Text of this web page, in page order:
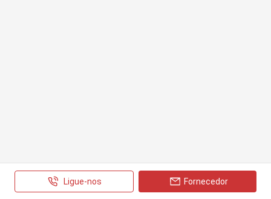
Ligue-nos Fornecedor